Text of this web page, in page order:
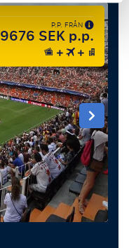
P.P. FRÅN
9676 SEK p.p.